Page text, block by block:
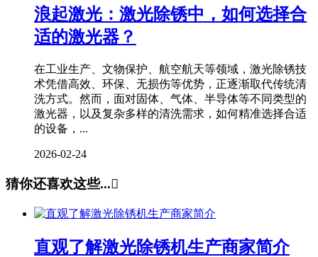
浪起激光：激光除锈中，如何选择合
适的激光器？
在工业生产、文物保护、航空航天等领域，激光除锈技
术凭借高效、环保、无损伤等优势，正逐渐取代传统清
洗方式。然而，面对固体、气体、半导体等不同类型的
激光器，以及复杂多样的清洗需求，如何精准选择合适
的设备，...
2026-02-24
猜你还喜欢这些...
直观了解激光除锈机生产商家简介